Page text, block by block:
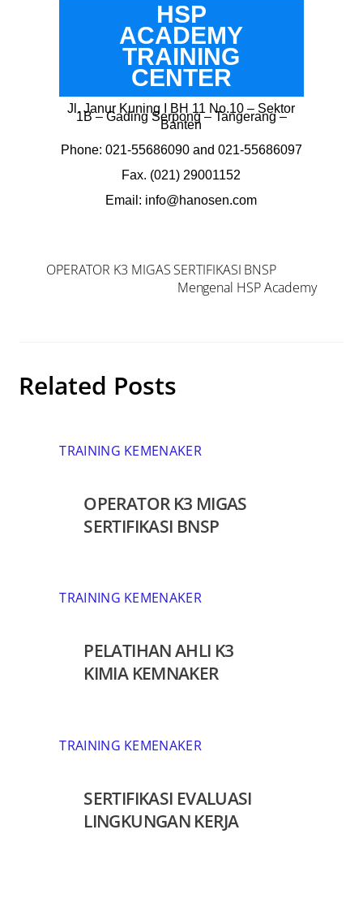
HSP
ACADEMY
TRAINING
CENTER
Jl. Janur Kuning I BH 11 No.10 – Sektor
1B – Gading Serpong – Tangerang –
Banten
Phone: 021-55686090 and 021-55686097
Fax. (021) 29001152
Email: info@hanosen.com
OPERATOR K3 MIGAS SERTIFIKASI BNSP
Mengenal HSP Academy
Related Posts
TRAINING KEMENAKER
OPERATOR K3 MIGAS
SERTIFIKASI BNSP
TRAINING KEMENAKER
PELATIHAN AHLI K3
KIMIA KEMNAKER
TRAINING KEMENAKER
SERTIFIKASI EVALUASI
LINGKUNGAN KERJA